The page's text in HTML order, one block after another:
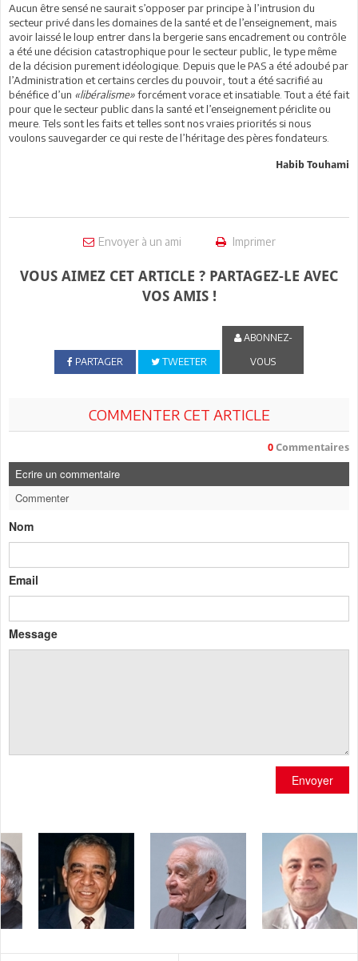
Aucun être sensé ne saurait s’opposer par principe à l’intrusion du
secteur privé dans les domaines de la santé et de l’enseignement, mais
avoir laissé le loup entrer dans la bergerie sans encadrement ou contrôle
a été une décision catastrophique pour le secteur public, le type même
de la décision purement idéologique. Depuis que le PAS a été adoubé par
l’Administration et certains cercles du pouvoir, tout a été sacrifié au
bénéfice d’un «libéralisme»forcément vorace et insatiable. Tout a été fait
pour que le secteur public dans la santé et l’enseignement périclite ou
meure. Tels sont les faits et telles sont nos vraies priorités si nous
voulons sauvegarder ce qui reste de l’héritage des pères fondateurs.
Habib Touhami
Envoyer à un ami Imprimer
VOUS AIMEZ CET ARTICLE ? PARTAGEZ-LE AVEC
VOS AMIS !
PARTAGER TWEETER
ABONNEZ-
VOUS
COMMENTER CET ARTICLE
0 Commentaires
Ecrire un commentaire
Commenter
Nom
Email
Message
Envoyer